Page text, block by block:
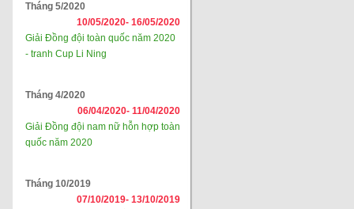
Tháng 5/2020
10/05/2020- 16/05/2020
Giải Đồng đội toàn quốc năm 2020
- tranh Cup Li Ning
Tháng 4/2020
06/04/2020- 11/04/2020
Giải Đồng đội nam nữ hỗn hợp toàn
quốc năm 2020
Tháng 10/2019
07/10/2019- 13/10/2019